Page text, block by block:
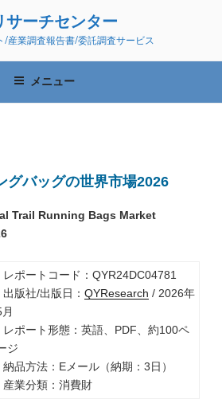
サーチセンター
産業調査報告書/委託調査サービス
メニュー
グバッグの世界市場2026
Trail Running Bags Market
レポートコード：QYR24DC04781
出版社/出版日： QYResearch / 2026年
レポート形態：英語、PDF、約100ペ
ジ
納品方法：Eメール（納期：3日）
産業分類：消費財